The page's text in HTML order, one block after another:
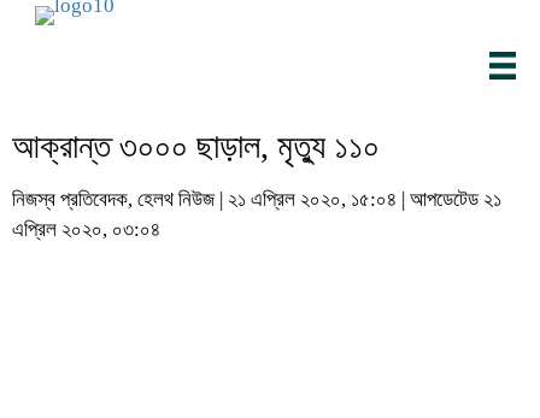
আক্রান্ত ৩০০০ ছাড়াল, মৃত্যু ১১০
নিজস্ব প্রতিবেদক, হেলথ নিউজ | ২১ এপ্রিল ২০২০, ১৫:০৪ | আপডেটেড ২১
এপ্রিল ২০২০, ০৩:০৪